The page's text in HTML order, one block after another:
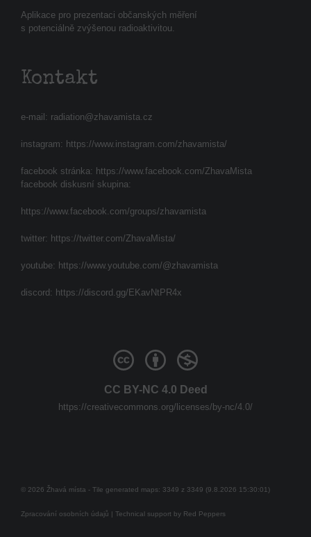
Aplikace pro prezentaci občanských měření
s potenciálně zvýšenou radioaktivitou.
Kontakt
e-mail: radiation@zhavamista.cz
instagram: https://www.instagram.com/zhavamista/
facebook stránka: https://www.facebook.com/ZhavaMista
facebook diskusní skupina:
https://www.facebook.com/groups/zhavamista
twitter: https://twitter.com/ZhavaMista/
youtube: https://www.youtube.com/@zhavamista
discord: https://discord.gg/EKavNtPR4x
CC BY-NC 4.0 Deed
https://creativecommons.org/licenses/by-nc/4.0/
© 2026 Žhavá místa - Tile generated maps: 3349 z 3349 (9.8.2026 15:30:01)
Zpracování osobních údajů | Technical support by Red Peppers